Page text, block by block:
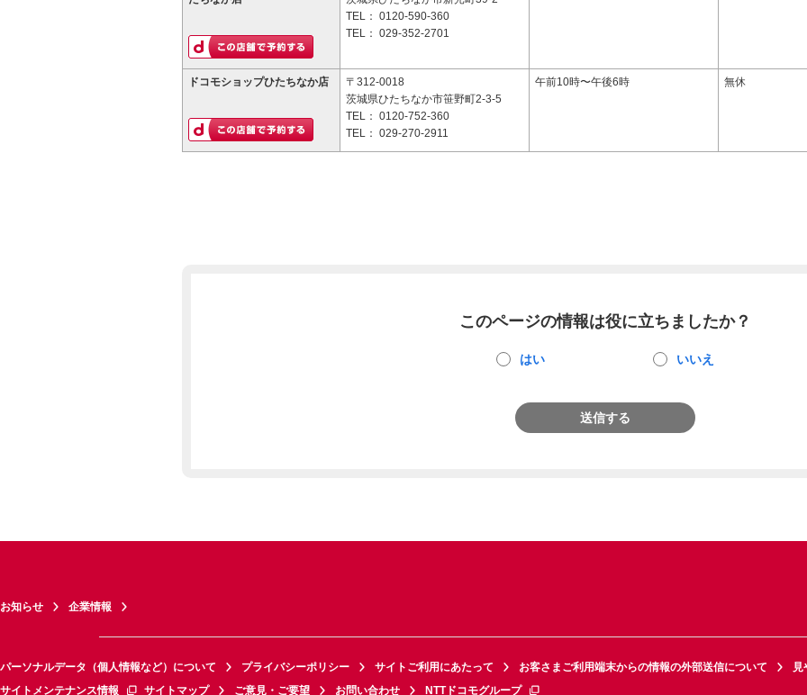
TEL： 0120-590-360
TEL： 029-352-2701
ドコモショップひたちなか店
〒312-0018
茨城県ひたちなか市笹野町2-3-5
TEL： 0120-752-360
TEL： 029-270-2911
午前10時〜午後6時 無休
このページの情報は役に立ちましたか？
はい いいえ
送信する
お知らせ 企業情報
パーソナルデータ（個人情報など）について プライバシーポリシー サイトご利用にあたって お客さまご利用端末からの情報の外部送信について
見
サイトメンテナンス情報
サイトマップ ご意見・ご要望 お問い合わせ NTTドコモグループ